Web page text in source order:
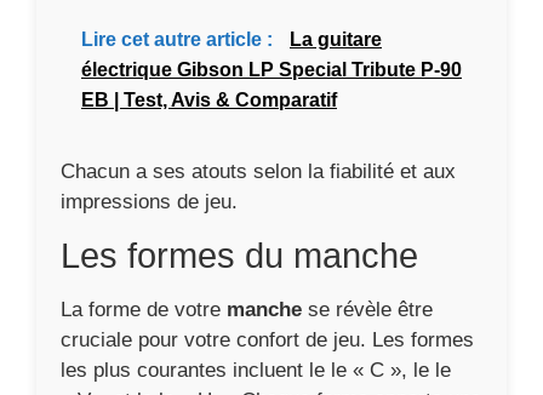
Lire cet autre article :
La guitare
électrique Gibson LP Special Tribute P-90
EB | Test, Avis & Comparatif
Chacun a ses atouts selon la fiabilité et aux
impressions de jeu.
Les formes du manche
La forme de votre manche se révèle être
cruciale pour votre confort de jeu. Les formes
les plus courantes incluent le le « C », le le